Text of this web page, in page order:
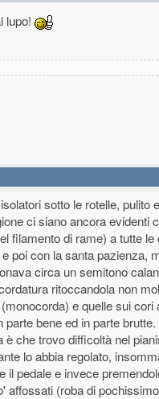
lupo!
sotto le rotelle,
ci siano ancora
filamento di rame) a tutte
poi con la santa pazienza,
circa un semitono
ritoccandola non
e quelle sui
bene ed in parte
che trovo difficoltà nel
lo abbia regolato,
pedale e invece
affossati (roba di